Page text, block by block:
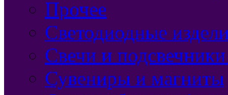
Прочее
Светодиодные
Свечи и
Сувениры и магниты